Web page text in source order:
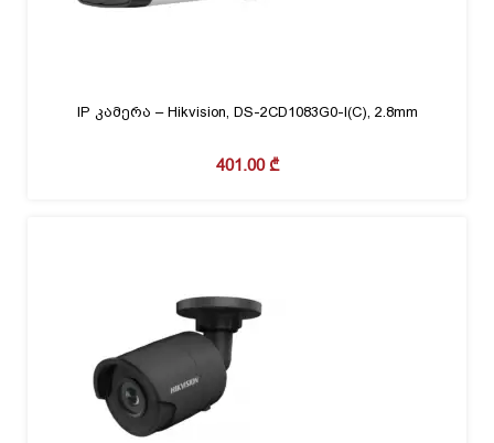
IP კამერა – Hikvision, DS-2CD1083G0-I(C), 2.8mm
401.00₾